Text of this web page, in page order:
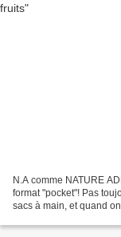
N.A comme NATURE
format "pocket"! Pas
sacs à main, et quand